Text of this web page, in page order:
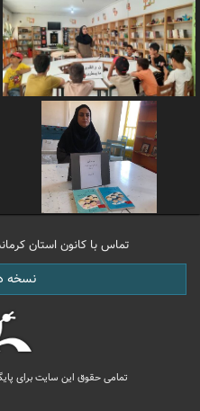
تماس با کانون استان
نسخه
تمامی حقوق این سایت برای